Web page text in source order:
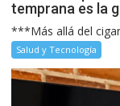
temprana es la
***Más allá del
Salud y Tecnología